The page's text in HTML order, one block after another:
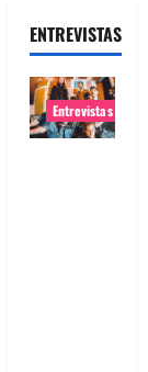
ENTREVISTAS
Entrevistas